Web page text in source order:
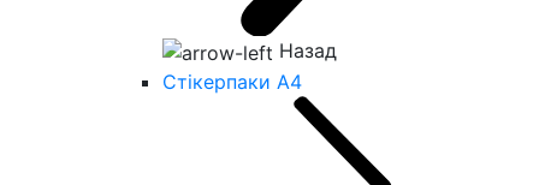
Назад
Стікерпаки А4